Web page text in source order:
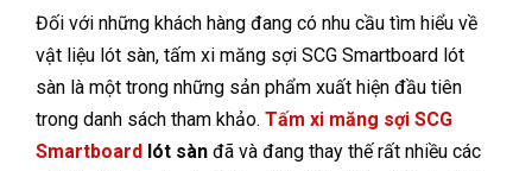
Đối với những khách hàng đang có nhu cầu tìm hiểu về
vật liệu lót sàn, tấm xi măng sợi SCG Smartboard lót
sàn là một trong những sản phẩm xuất hiện đầu tiên
trong danh sách tham khảo. Tấm xi măng sợi SCG
Smartboard lót sàn đã và đang thay thế rất nhiều các